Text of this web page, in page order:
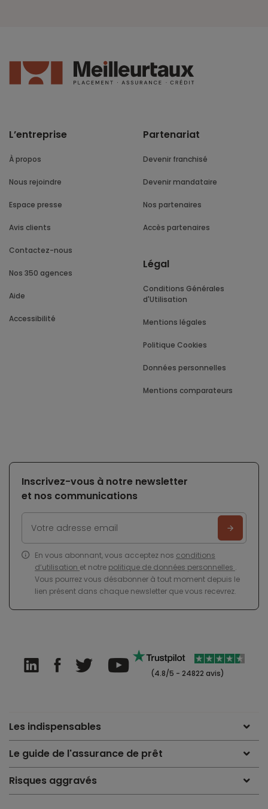
L’entreprise
À propos
Nous rejoindre
Espace presse
Avis clients
Contactez-nous
Nos 350 agences
Aide
Accessibilité
Partenariat
Devenir franchisé
Devenir mandataire
Nos partenaires
Accès partenaires
Légal
Conditions Générales
d'Utilisation
Mentions légales
Politique Cookies
Données personnelles
Mentions comparateurs
Inscrivez-vous à notre newsletter
et nos communications
En vous abonnant, vous acceptez nos conditions
d’utilisation et notre politique de données personnelles .
Vous pourrez vous désabonner à tout moment depuis le
lien présent dans chaque newsletter que vous recevrez.
(4.8/5 - 24822 avis)
Les indispensables
Le guide de l'assurance de prêt
Risques aggravés